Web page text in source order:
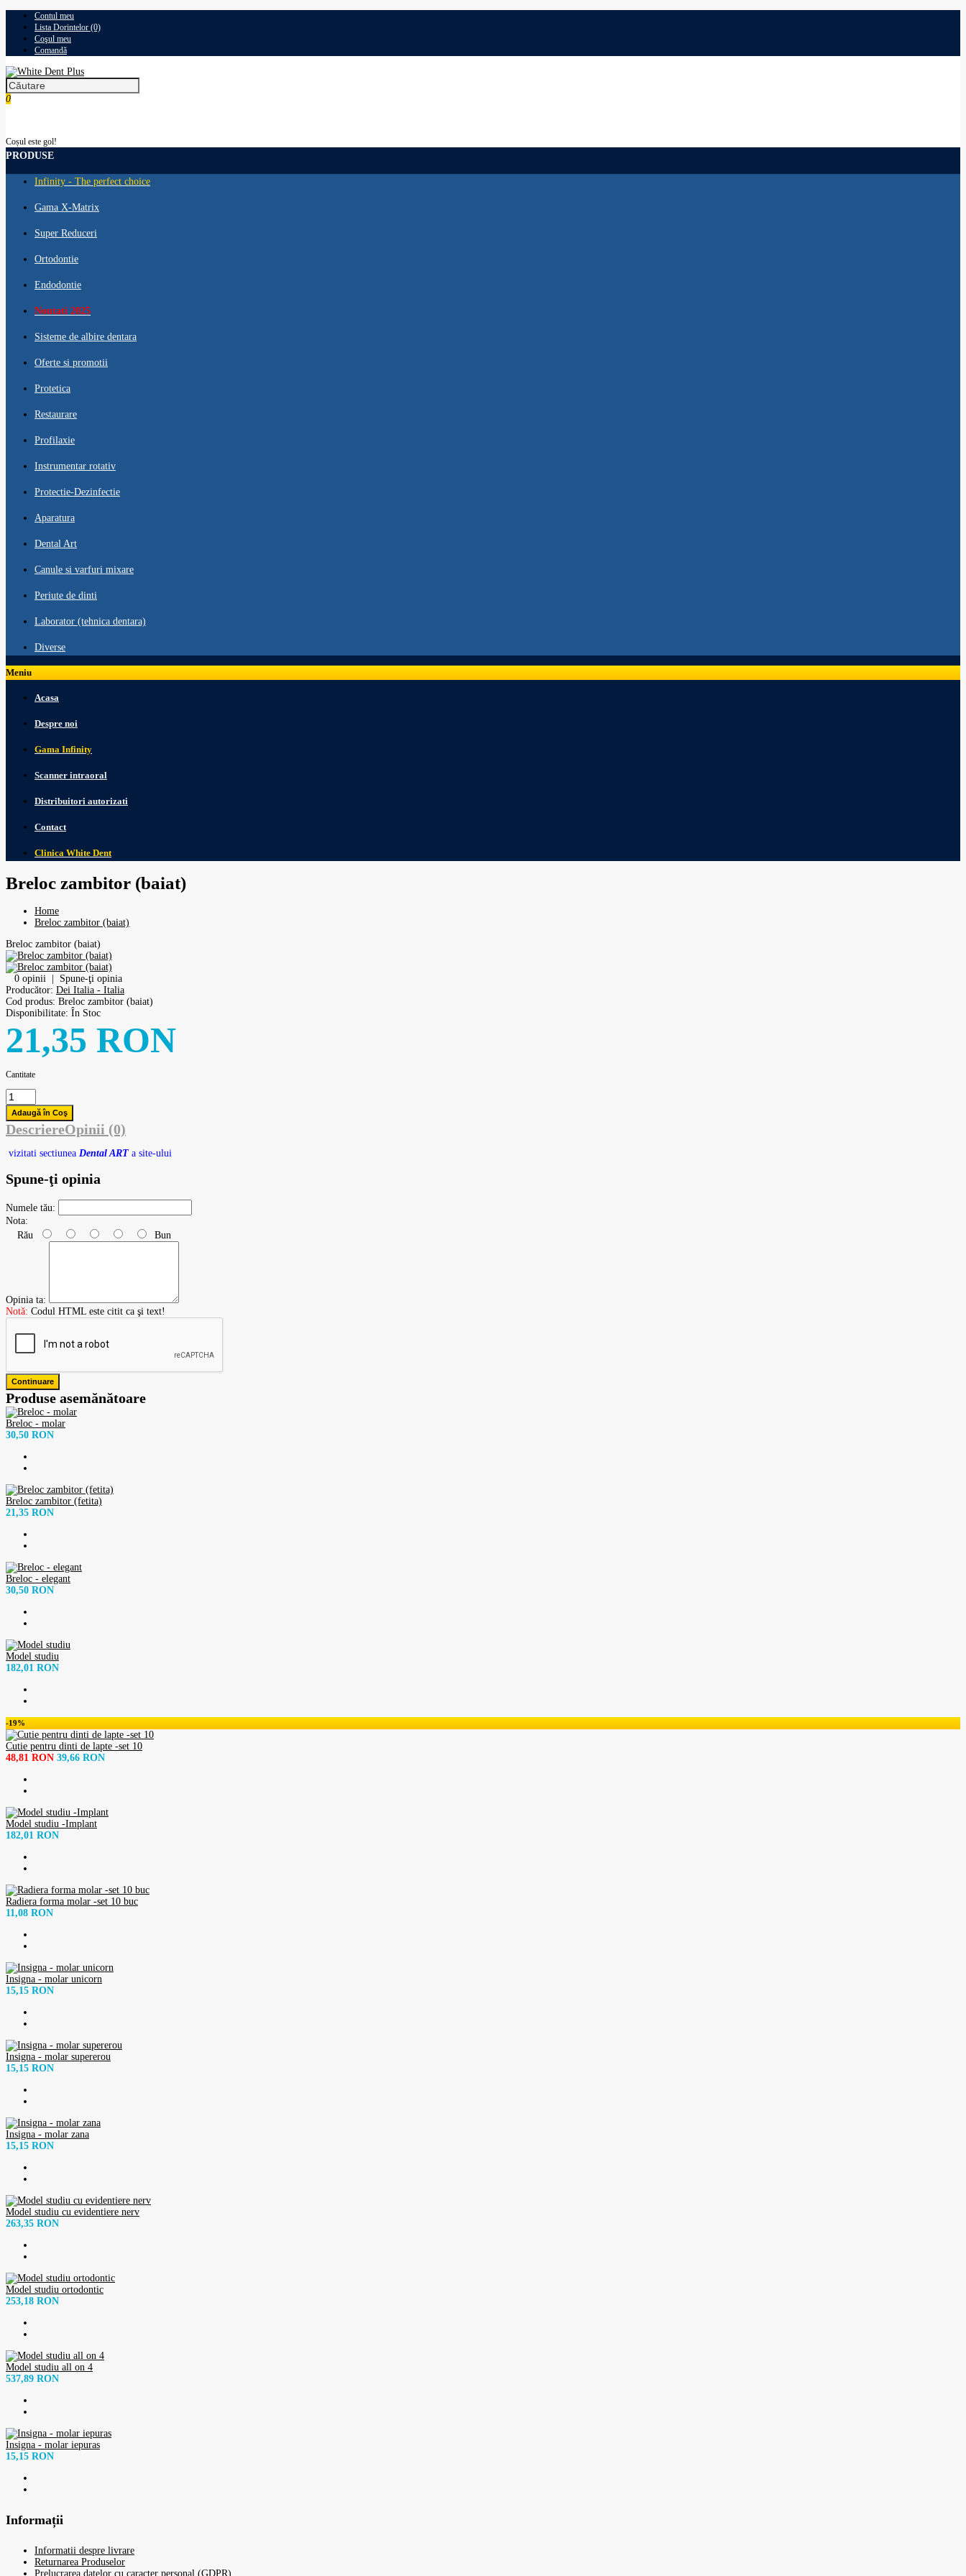
Contul meu
Lista Dorintelor (0)
Coşul meu
Comandă
0
Coșul este gol!
PRODUSE
Infinity - The perfect choice
Gama X-Matrix
Super Reduceri
Ortodontie
Endodontie
Noutati 2025
Sisteme de albire dentara
Oferte si promotii
Protetica
Restaurare
Profilaxie
Instrumentar rotativ
Protectie-Dezinfectie
Aparatura
Dental Art
Canule si varfuri mixare
Periute de dinti
Laborator (tehnica dentara)
Diverse
Meniu
Acasa
Despre noi
Gama Infinity
Scanner intraoral
Distribuitori autorizati
Contact
Clinica White Dent
Breloc zambitor (baiat)
Home
Breloc zambitor (baiat)
Breloc zambitor (baiat)
0 opinii | Spune-ţi opinia
Producător: Dei Italia - Italia
Cod produs: Breloc zambitor (baiat)
Disponibilitate: În Stoc
21,35 RON
Cantitate
DescriereOpinii (0)
vizitati sectiunea Dental ART a site-ului
Spune-ţi opinia
Numele tău:
Nota:
Rău
Bun
Opinia ta:
Notă: Codul HTML este citit ca şi text!
Continuare
Produse asemănătoare
Breloc - molar
30,50 RON
Breloc zambitor (fetita)
21,35 RON
Breloc - elegant
30,50 RON
Model studiu
182,01 RON
-19%
Cutie pentru dinti de lapte -set 10
48,81 RON 39,66 RON
Model studiu -Implant
182,01 RON
Radiera forma molar -set 10 buc
11,08 RON
Insigna - molar unicorn
15,15 RON
Insigna - molar supererou
15,15 RON
Insigna - molar zana
15,15 RON
Model studiu cu evidentiere nerv
263,35 RON
Model studiu ortodontic
253,18 RON
Model studiu all on 4
537,89 RON
Insigna - molar iepuras
15,15 RON
Informații
Informatii despre livrare
Returnarea Produselor
Prelucrarea datelor cu caracter personal (GDPR)